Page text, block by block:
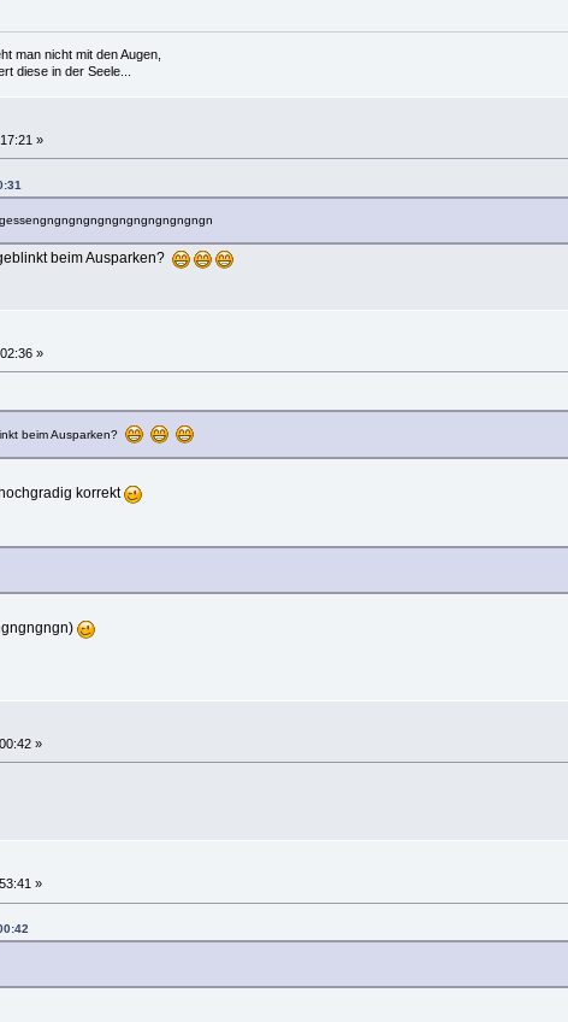
man nicht mit den Augen,
diese in der Seele...
»
beim Ausparken?
»
beim Ausparken?
korrekt
»
»